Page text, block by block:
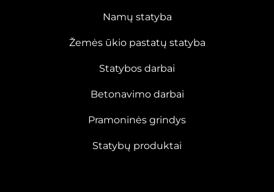
Namų statyba
Žemės ūkio pastatų statyba
Statybos darbai
Betonavimo darbai
Pramoninės grindys
Statybų produktai